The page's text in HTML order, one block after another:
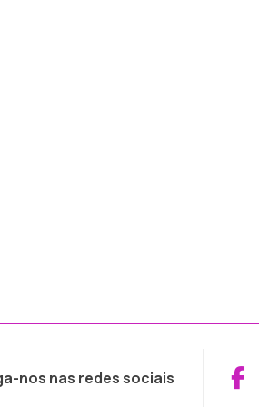
nos nas redes sociais